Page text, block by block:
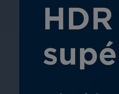
L'hospitalité
Améliorez la
chaque zone de